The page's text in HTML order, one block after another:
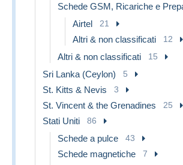
Schede GSM, Ricariche e
Airtel 21
Altri & non classificati 12
Altri & non classificati 15
Sri Lanka (Ceylon) 5
St. Kitts & Nevis 3
St. Vincent & the Grenadines 25
Stati Uniti 86
Schede a pulce 43
Schede magnetiche 7